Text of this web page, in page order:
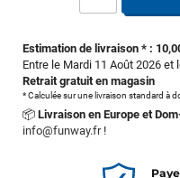
Estimation de livraison * :
Entre le Mardi 11 Août 2026 et
Retrait gratuit en magasin
* Calculée sur une livraison standard à
📦 Livraison en Europe et
info@funway.fr!